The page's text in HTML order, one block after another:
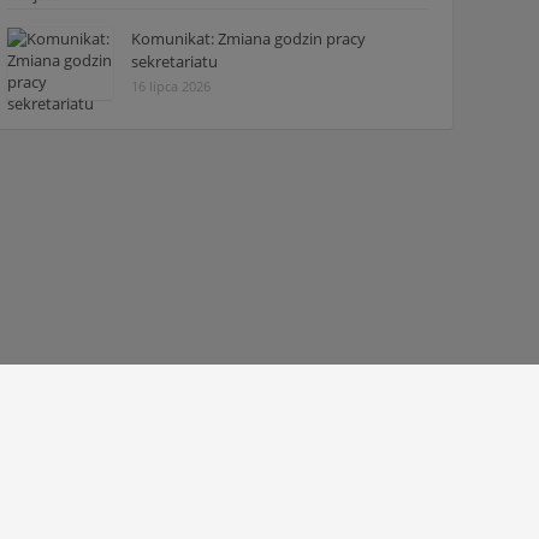
Komunikat: Zmiana godzin pracy
sekretariatu
16 lipca 2026